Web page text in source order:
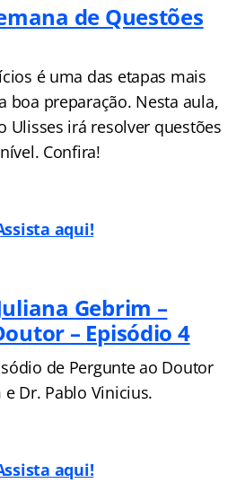
de Questões
é uma das etapas mais
boa preparação. Nesta aula,
Ulisses irá resolver questões
Confira!
aqui!
Gebrim –
– Episódio 4
de Pergunte ao Doutor
Dr. Pablo Vinicius.
aqui!